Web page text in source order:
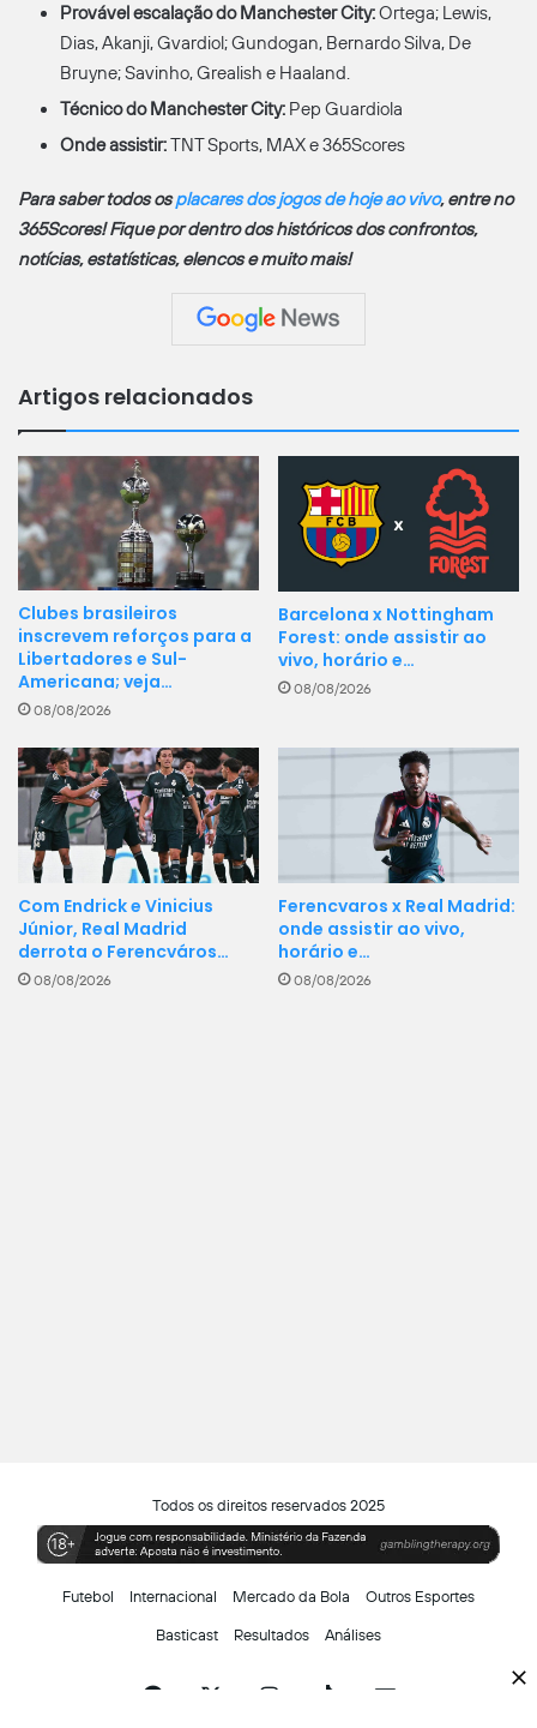
Provável escalação do Manchester City:Ortega; Lewis,
Dias, Akanji, Gvardiol; Gundogan, Bernardo Silva, De
Bruyne; Savinho, Grealish e Haaland.
Técnico do Manchester City: Pep Guardiola
Onde assistir:TNT Sports, MAX e 365Scores
Para saber todos osplacares dos jogos de hoje ao vivo, entre no
365Scores! Fique por dentro dos históricos dos confrontos,
notícias, estatísticas, elencos e muito mais!
Artigos relacionados
Clubes brasileiros
inscrevem reforços para a
Libertadores e Sul-
Americana; veja…
08/08/2026
Barcelona x Nottingham
Forest: onde assistir ao
vivo, horário e…
08/08/2026
Com Endrick e Vinicius
Júnior, Real Madrid
derrota o Ferencváros…
08/08/2026
Ferencvaros x Real Madrid:
onde assistir ao vivo,
horário e…
08/08/2026
Todos os direitos reservados 2025
Futebol Internacional Mercado da Bola Outros Esportes
Basticast Resultados Análises
Facebook InstagramTikTokSiga-